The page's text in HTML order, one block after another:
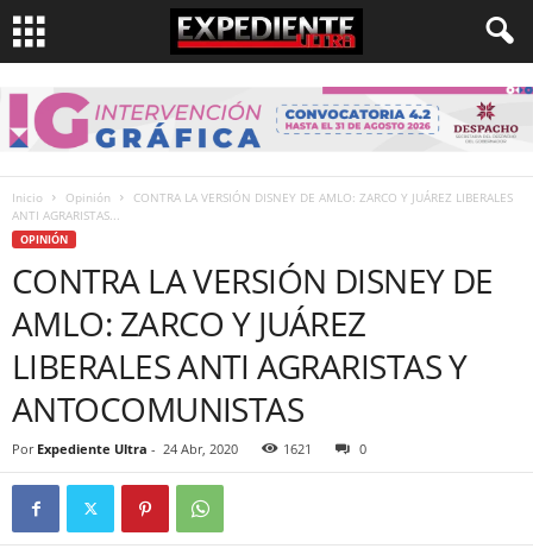
Inicio Opinión
CONTRA LA VERSIÓN DISNEY DE AMLO: ZARCO Y JUÁREZ LIBERALES
ANTI AGRARISTAS...
OPINIÓN
CONTRA LA VERSIÓN DISNEY DE
AMLO: ZARCO Y JUÁREZ
LIBERALES ANTI AGRARISTAS Y
ANTOCOMUNISTAS
Por Expediente Ultra - 24 Abr, 2020 1621 0